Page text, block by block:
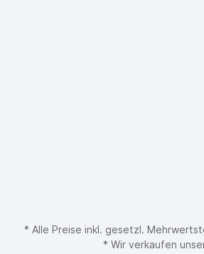
* Alle Preise inkl. gesetzl.
* Wir verkaufen